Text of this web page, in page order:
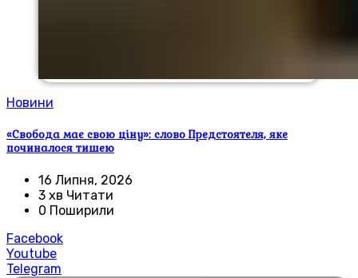
Новини
«Свобода має свою ціну»: слово Предстоятеля, яке
починалося тишею
16 Липня, 2026
3 хв Читати
0 Поширили
Facebook
Youtube
Telegram